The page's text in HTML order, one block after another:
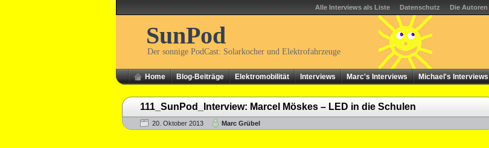
Alle Interviews als Liste Datenschutz Die Autoren
SunPod
Der sonnige PodCast: Solarkocher und Elektrofahrzeuge
Home Blog-Beiträge Elektromobilität Interviews Marc's Interviews Michael's Interviews
111_SunPod_Interview: Marcel Möskes – LED in die Schulen
20. Oktober 2013 Marc Grübel